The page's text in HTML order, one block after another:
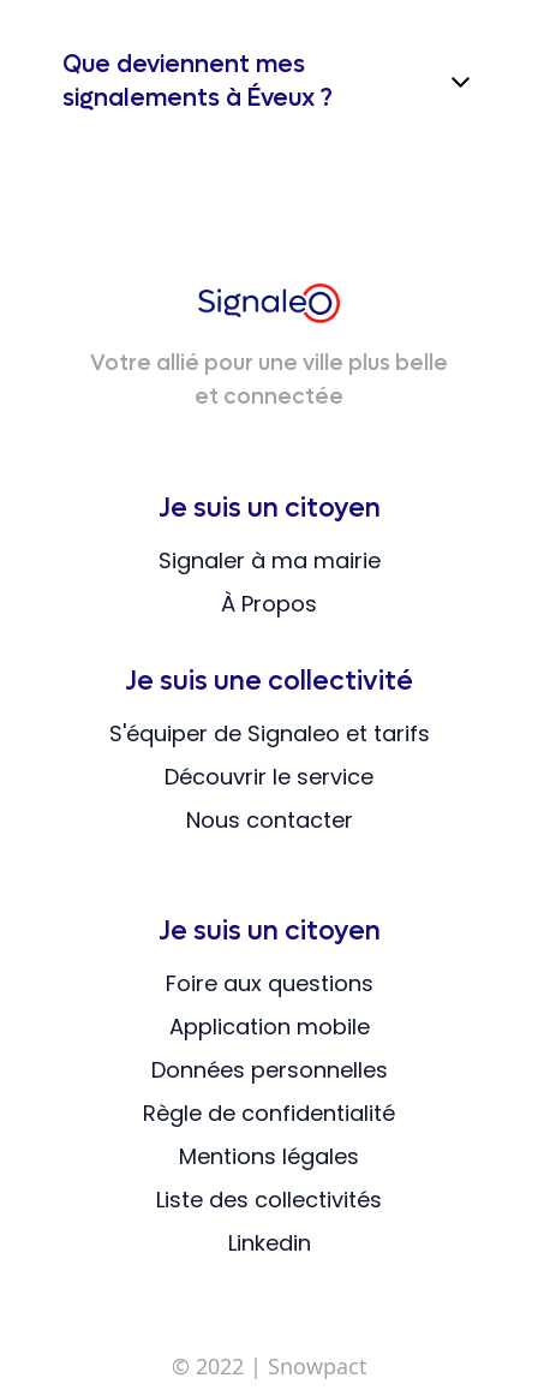
Que deviennent mes
signalements à Éveux ?
Votre allié pour une ville plus belle
et connectée
Je suis un citoyen
Signaler à ma mairie
À Propos
Je suis une collectivité
S'équiper de Signaleo et tarifs
Découvrir le service
Nous contacter
Je suis un citoyen
Foire aux questions
Application mobile
Données personnelles
Règle de confidentialité
Mentions légales
Liste des collectivités
Linkedin
© 2022 | Snowpact